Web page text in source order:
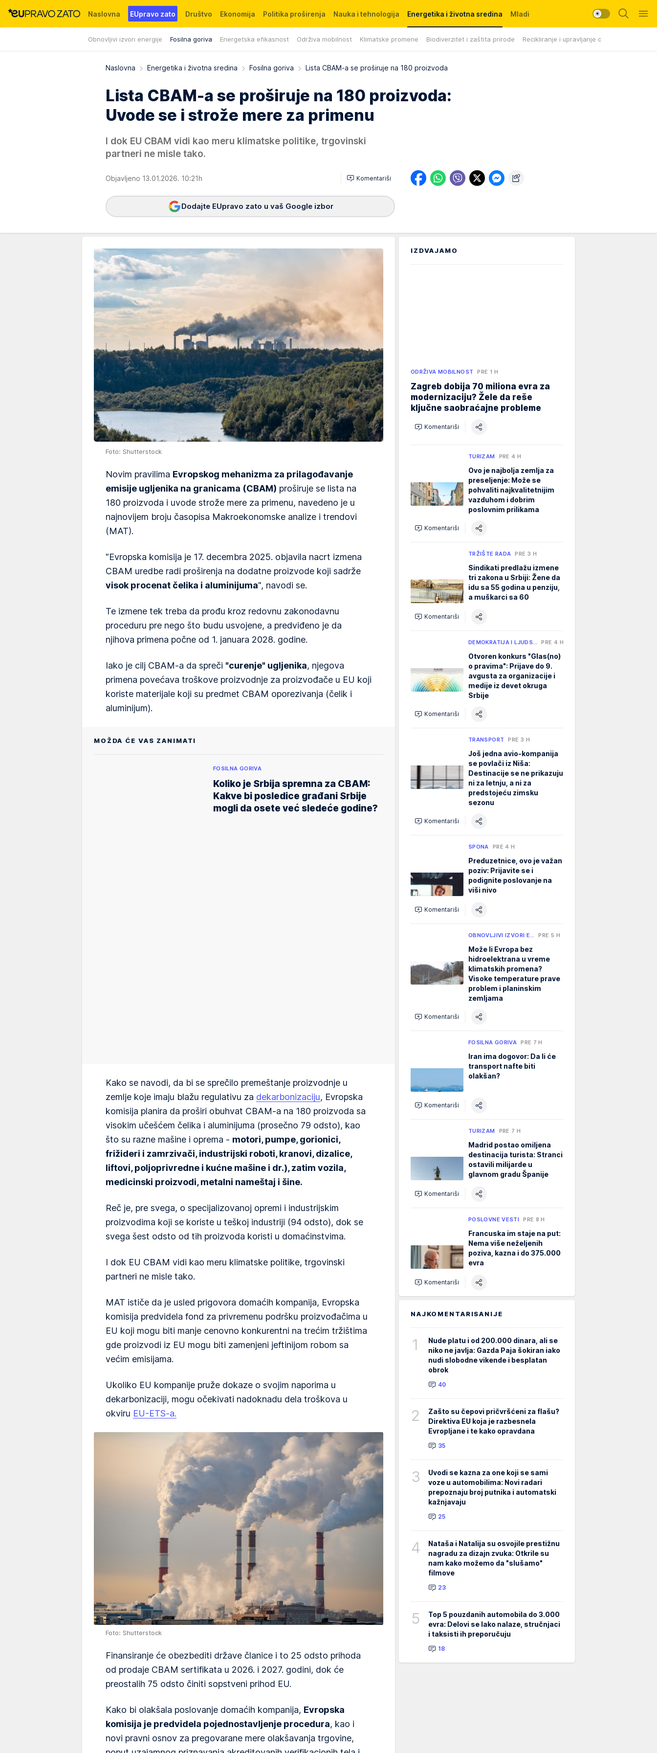
Naslovna EUpravo zato Društvo Ekonomija Politika proširenja Nauka i tehnologija Energetika i životna sredina
Obnovljivi izvori energije Fosilna goriva Energetska efikasnost Održiva mobilnost Klimatske promene Biodiverzitet i zaštita prirode Recikliranje i upravljanje otpadom
Mladi
Događaji News WMG fondacija
Naslovna Energetika i životna sredina Fosilna goriva Lista CBAM-a se proširuje na 180 proizvoda
Lista CBAM-a se proširuje na 180 proizvoda:
Uvode se i strože mere za primenu
I dok EU CBAM vidi kao meru klimatske politike, trgovinski
partneri ne misle tako.
Objavljeno 13.01.2026. 10:21h Komentariši
Dodajte EUpravo zato u vaš Google izbor
Foto: Shutterstock
Novim pravilima Evropskog mehanizma za prilagođavanje
emisije ugljenika na granicama (CBAM) proširuje se lista na
180 proizvoda i uvode strože mere za primenu, navedeno je u
najnovijem broju časopisa Makroekonomske analize i trendovi
(MAT).
"Evropska komisija je 17. decembra 2025. objavila nacrt izmena
CBAM uredbe radi proširenja na dodatne proizvode koji sadrže
visok procenat čelika i aluminijuma", navodi se.
Te izmene tek treba da prođu kroz redovnu zakonodavnu
proceduru pre nego što budu usvojene, a predviđeno je da
njihova primena počne od 1. januara 2028. godine.
Iako je cilj CBAM-a da spreči "curenje" ugljenika, njegova
primena povećava troškove proizvodnje za proizvođače u EU koji
koriste materijale koji su predmet CBAM oporezivanja (čelik i
aluminijum).
MOŽDA ĆE VAS ZANIMATI
FOSILNA GORIVA
Koliko je Srbija spremna za CBAM:
Kakve bi posledice građani Srbije
mogli da osete već sledeće godine?
Kako se navodi, da bi se sprečilo premeštanje proizvodnje u
zemlje koje imaju blažu regulativu za dekarbonizaciju, Evropska
komisija planira da proširi obuhvat CBAM-a na 180 proizvoda sa
visokim učešćem čelika i aluminijuma (prosečno 79 odsto), kao
što su razne mašine i oprema - motori, pumpe, gorionici,
frižideri i zamrzivači, industrijski roboti, kranovi, dizalice,
liftovi, poljoprivredne i kućne mašine i dr.), zatim vozila,
medicinski proizvodi, metalni nameštaj i šine.
Reč je, pre svega, o specijalizovanoj opremi i industrijskim
proizvodima koji se koriste u teškoj industriji (94 odsto), dok se
svega šest odsto od tih proizvoda koristi u domaćinstvima.
I dok EU CBAM vidi kao meru klimatske politike, trgovinski
partneri ne misle tako.
MAT ističe da je usled prigovora domaćih kompanija, Evropska
komisija predvidela fond za privremenu podršku proizvođačima u
EU koji mogu biti manje cenovno konkurentni na trećim tržištima
gde proizvodi iz EU mogu biti zamenjeni jeftinijom robom sa
većim emisijama.
Ukoliko EU kompanije pruže dokaze o svojim naporima u
dekarbonizaciji, mogu očekivati nadoknadu dela troškova u
okviru EU-ETS-a.
Foto: Shutterstock
Finansiranje će obezbediti države članice i to 25 odsto prihoda
od prodaje CBAM sertifikata u 2026. i 2027. godini, dok će
preostalih 75 odsto činiti sopstveni prihod EU.
Kako bi olakšala poslovanje domaćih kompanija, Evropska
komisija je predvidela pojednostavljenje procedura, kao i
novi pravni osnov za pregovarane mere olakšavanja trgovine,
IZDVAJAMO
ODRŽIVA MOBILNOST PRE 1 H
Zagreb dobija 70 miliona evra za
modernizaciju? Žele da reše
ključne saobraćajne probleme
Komentariši
TURIZAM PRE 4 H
Ovo je najbolja zemlja za
preseljenje: Može se
pohvaliti najkvalitetnijim
vazduhom i dobrim
poslovnim prilikama
Komentariši
TRŽIŠTE RADA PRE 3 H
Sindikati predlažu izmene
tri zakona u Srbiji: Žene da
idu sa 55 godina u penziju,
a muškarci sa 60
Komentariši
DEMOKRATIJA I LJUDS… PRE 4 H
Otvoren konkurs "Glas(no)
o pravima": Prijave do 9.
avgusta za organizacije i
medije iz devet okruga
Srbije
Komentariši
TRANSPORT PRE 3 H
Još jedna avio-kompanija
se povlači iz Niša:
Destinacije se ne prikazuju
ni za letnju, a ni za
predstojeću zimsku
sezonu
Komentariši
SPONA PRE 4 H
Preduzetnice, ovo je važan
poziv: Prijavite se i
podignite poslovanje na
viši nivo
Komentariši
OBNOVLJIVI IZVORI E… PRE 5 H
Može li Evropa bez
hidroelektrana u vreme
klimatskih promena?
Visoke temperature prave
problem i planinskim
zemljama
Komentariši
FOSILNA GORIVA PRE 7 H
Iran ima dogovor: Da li će
transport nafte biti
olakšan?
Komentariši
TURIZAM PRE 7 H
Madrid postao omiljena
destinacija turista: Stranci
ostavili milijarde u
glavnom gradu Španije
Komentariši
POSLOVNE VESTI PRE 8 H
Francuska im staje na put:
Nema više neželjenih
poziva, kazna i do 375.000
evra
Komentariši
NAJKOMENTARISANIJE
1
Nude platu i od 200.000 dinara, ali se
niko ne javlja: Gazda Paja šokiran iako
nudi slobodne vikende i besplatan
obrok
40
2
Zašto su čepovi pričvršćeni za flašu?
Direktiva EU koja je razbesnela
Evropljane i te kako opravdana
35
3
Uvodi se kazna za one koji se sami
voze u automobilima: Novi radari
prepoznaju broj putnika i automatski
kažnjavaju
25
4
Nataša i Natalija su osvojile prestižnu
nagradu za dizajn zvuka: Otkrile su
nam kako možemo da "slušamo"
filmove
23
5
Top 5 pouzdanih automobila do 3.000
evra: Delovi se lako nalaze, stručnjaci
i taksisti ih preporučuju
18